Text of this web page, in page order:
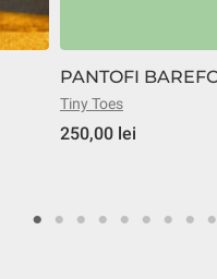
PANTOFI
Tiny Toes
250,00 lei